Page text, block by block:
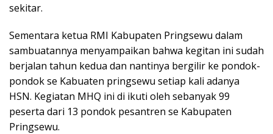
sekitar.
Sementara ketua RMI Kabupaten Pringsewu dalam
sambuatannya menyampaikan bahwa kegitan ini sudah
berjalan tahun kedua dan nantinya bergilir ke pondok-
pondok se Kabuaten pringsewu setiap kali adanya
HSN. Kegiatan MHQ ini di ikuti oleh sebanyak 99
peserta dari 13 pondok pesantren se Kabupaten
Pringsewu.